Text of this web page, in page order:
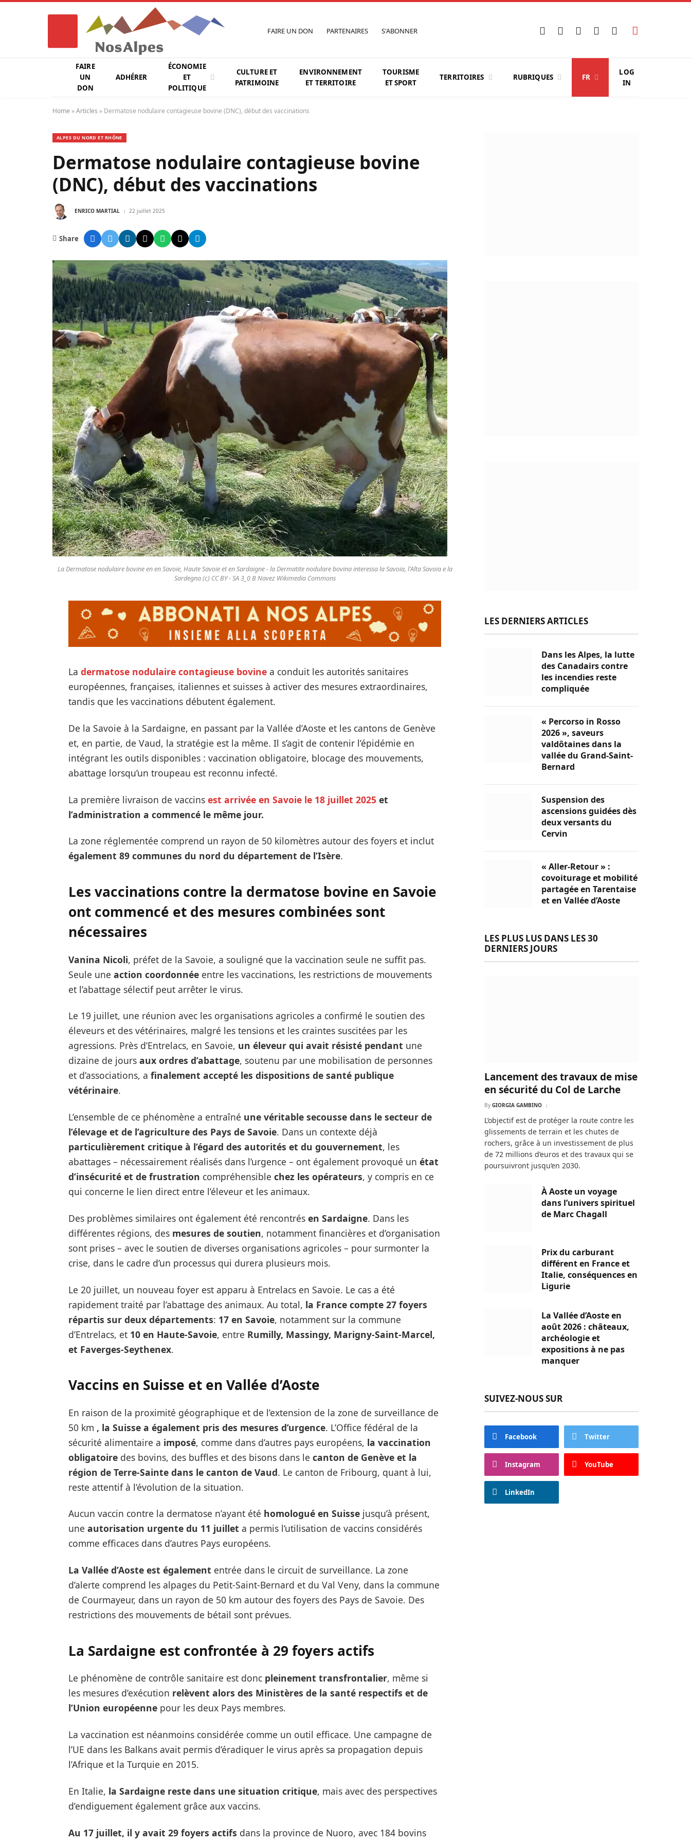
FAIRE UN DON PARTENAIRES S'ABONNER Facebook
X
Instagram
YouTubeLinkedIn
FAIRE
UN
DON
ADHÉRER
ÉCONOMIE
ET
POLITIQUE
CULTURE ET
PATRIMOINE
ENVIRONNEMENT
ET TERRITOIRE
TOURISME
ET SPORT
TERRITOIRES RUBRIQUES FR
LOG
IN
Home »Articles » Dermatose nodulaire contagieuse bovine (DNC), début des vaccinations
ALPES DU NORD ET RHÔNE
Dermatose nodulaire contagieuse bovine
(DNC), début des vaccinations
ENRICO MARTIAL 22 juillet 2025
Share
La Dermatose nodulaire bovine en en Savoie, Haute Savoie et en Sardaigne - la Dermatite nodulare bovina interessa la Savoia, l'Alta Savoia e la
Sardegna (c) CC BY - SA 3_0 B Navez Wikimedia Commons
La dermatose nodulaire contagieuse bovinea conduit les autorités sanitaires
européennes, françaises, italiennes et suisses à activer des mesures extraordinaires,
tandis que les vaccinations débutent également.
De la Savoie à la Sardaigne, en passant par la Vallée d’Aoste et les cantons de Genève
et, en partie, de Vaud, la stratégie est la même. Il s’agit de contenir l’épidémie en
intégrant les outils disponibles : vaccination obligatoire, blocage des mouvements,
abattage lorsqu’un troupeau est reconnu infecté.
La première livraison de vaccins est arrivée en Savoie le 18 juillet 2025et
l’administration a commencé le même jour.
La zone réglementée comprend un rayon de 50 kilomètres autour des foyers et inclut
également 89 communes du nord du département de l’Isère.
Les vaccinations contre la dermatose bovine en Savoie
ont commencé et des mesures combinées sont
nécessaires
Vanina Nicoli, préfet de la Savoie, a souligné que la vaccination seule ne suffit pas.
Seule une action coordonnéeentre les vaccinations, les restrictions de mouvements
et l’abattage sélectif peut arrêter le virus.
Le 19 juillet, une réunion avec les organisations agricoles a confirmé le soutien des
éleveurs et des vétérinaires, malgré les tensions et les craintes suscitées par les
agressions. Près d’Entrelacs, en Savoie, un éleveur qui avait résisté pendant une
dizaine de jours aux ordres d’abattage, soutenu par une mobilisation de personnes
et d’associations, a finalement accepté les dispositions de santé publique
vétérinaire.
L’ensemble de ce phénomène a entraîné une véritable secousse dans le secteur de
l’élevage et de l’agriculture des Pays de Savoie. Dans un contexte déjà
particulièrement critique à l’égard des autorités et du gouvernement, les
abattages – nécessairement réalisés dans l’urgence – ont également provoqué un état
d’insécurité et de frustration compréhensible chez les opérateurs, y compris en ce
qui concerne le lien direct entre l’éleveur et les animaux.
Des problèmes similaires ont également été rencontrés en Sardaigne. Dans les
différentes régions, des mesures de soutien, notamment financières et d’organisation
sont prises – avec le soutien de diverses organisations agricoles – pour surmonter la
crise, dans le cadre d’un processus qui durera plusieurs mois.
Le 20 juillet, un nouveau foyer est apparu à Entrelacs en Savoie. Le cas a été
rapidement traité par l’abattage des animaux. Au total, la France compte 27 foyers
répartis sur deux départements: 17 en Savoie, notamment sur la commune
d’Entrelacs, et 10 en Haute-Savoie, entre Rumilly, Massingy, Marigny-Saint-Marcel,
et Faverges-Seythenex.
Vaccins en Suisse et en Vallée d’Aoste
En raison de la proximité géographique et de l’extension de la zone de surveillance de
50 km , la Suisse a également pris des mesures d’urgence. L’Office fédéral de la
sécurité alimentaire a imposé, comme dans d’autres pays européens, la vaccination
obligatoiredes bovins, des buffles et des bisons dans le canton de Genève et la
région de Terre-Sainte dans le canton de Vaud. Le canton de Fribourg, quant à lui,
reste attentif à l’évolution de la situation.
Aucun vaccin contre la dermatose n’ayant été homologué en Suissejusqu’à présent,
une autorisation urgente du 11 juillet a permis l’utilisation de vaccins considérés
comme efficaces dans d’autres Pays européens.
La Vallée d’Aoste est également entrée dans le circuit de surveillance. La zone
d’alerte comprend les alpages du Petit-Saint-Bernard et du Val Veny, dans la commune
de Courmayeur, dans un rayon de 50 km autour des foyers des Pays de Savoie. Des
restrictions des mouvements de bétail sont prévues.
La Sardaigne est confrontée à 29 foyers actifs
Le phénomène de contrôle sanitaire est donc pleinement transfrontalier, même si
les mesures d’exécution relèvent alors des Ministères de la santé respectifs et de
l’Union européennepour les deux Pays membres.
La vaccination est néanmoins considérée comme un outil efficace. Une campagne de
l’UE dans les Balkans avait permis d’éradiquer le virus après sa propagation depuis
l’Afrique et la Turquie en 2015.
En Italie, la Sardaigne reste dans une situation critique, mais avec des perspectives
d’endiguement également grâce aux vaccins.
Au 17 juillet, il y avait 29 foyers actifs dans la province de Nuoro, avec 184 bovins
LES DERNIERS ARTICLES
Dans les Alpes, la lutte
des Canadairs contre
les incendies reste
compliquée
« Percorso in Rosso
2026 », saveurs
valdôtaines dans la
vallée du Grand-Saint-
Bernard
Suspension des
ascensions guidées dès
deux versants du
Cervin
« Aller-Retour » :
covoiturage et mobilité
partagée en Tarentaise
et en Vallée d’Aoste
LES PLUS LUS DANS LES 30
DERNIERS JOURS
Lancement des travaux de mise
en sécurité du Col de Larche
By GIORGIA GAMBINO
L’objectif est de protéger la route contre les
glissements de terrain et les chutes de
rochers, grâce à un investissement de plus
de 72 millions d’euros et des travaux qui se
poursuivront jusqu’en 2030.
À Aoste un voyage
dans l’univers spirituel
de Marc Chagall
Prix du carburant
différent en France et
Italie, conséquences en
Ligurie
La Vallée d’Aoste en
août 2026 : châteaux,
archéologie et
expositions à ne pas
manquer
SUIVEZ-NOUS SUR
Facebook Twitter
Instagram YouTube
LinkedIn